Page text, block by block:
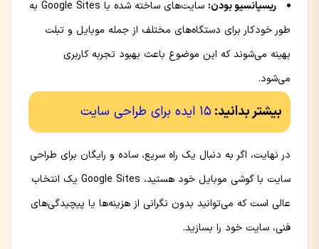
ریسپانسیو بودن:
سایت‌های ساخته شده با Google Sites به
طور خودکار برای دستگاه‌های مختلف از جمله موبایل و تبلت
بهینه می‌شوند که این موضوع باعث بهبود تجربه کاربری
می‌شود.
بیشتر بدانید: 15 ایده برای طراحی سایت
در نهایت، اگر به دنبال یک راه سریع، ساده و رایگان برای طراحی
سایت با گوشی موبایل خود هستید، Google Sites یک انتخاب
عالی است که می‌توانید بدون نگرانی از هزینه‌ها یا پیچیدگی‌های
فنی، سایت خود را بسازید.